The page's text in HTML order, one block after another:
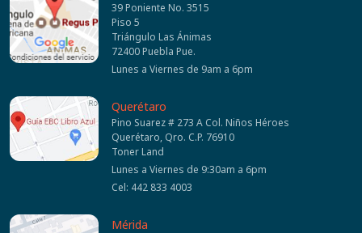
39 Poniente No. 3515
Piso 5
Triángulo Las Ánimas
72400 Puebla Pue.
Lunes a Viernes de 9am a 6pm
Querétaro
Pino Suarez # 273 A Col. Niños Héroes
Querétaro, Qro. C.P. 76910
Toner Land
Lunes a Viernes de 9:30am a 6pm
Cel: 442 833 4003
Mérida